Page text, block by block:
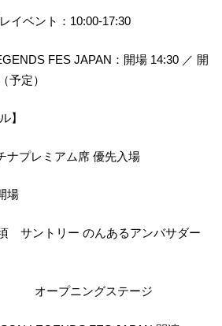
ベント：10:00-17:30
FES JAPAN：開場 14:30 ／ 開
予定）
レミアム席 優先入場
トリー のんあるアンバサダー
グステージ